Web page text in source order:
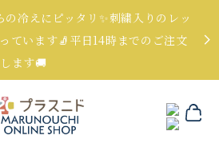
の冷えにピッタリ✨刺繍入りのレッ
ています🧦平日14時までのご注文
ます🚚